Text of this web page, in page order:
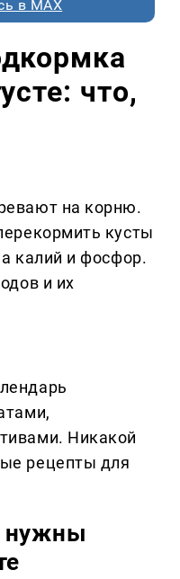
в MAX
что,
на корню.
кусты
калий и фосфор.
и их
Никакой
рецепты для
нужны